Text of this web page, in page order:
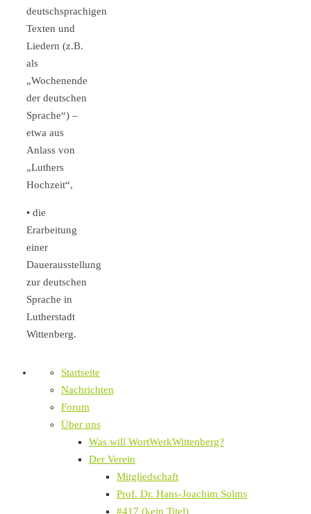
deutschsprachigen
Texten und
Liedern (z.B.
als
„Wochenende
der deutschen
Sprache“) –
etwa aus
Anlass von
„Luthers
Hochzeit“,
• die
Erarbeitung
einer
Dauerausstellung
zur deutschen
Sprache in
Lutherstadt
Wittenberg.
Startseite
Nachrichten
Forum
Über uns
Was will WortWerkWittenberg?
Der Verein
Mitgliedschaft
Prof. Dr. Hans-Joachim Solms
#417 (kein Titel)